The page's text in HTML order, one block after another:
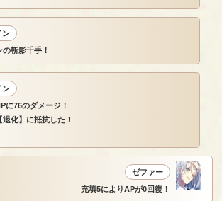
ン
斬影千手！
ン
に76のダメージ！
化】に抵抗した！
ゼファー
充填5によりAPが0回復！